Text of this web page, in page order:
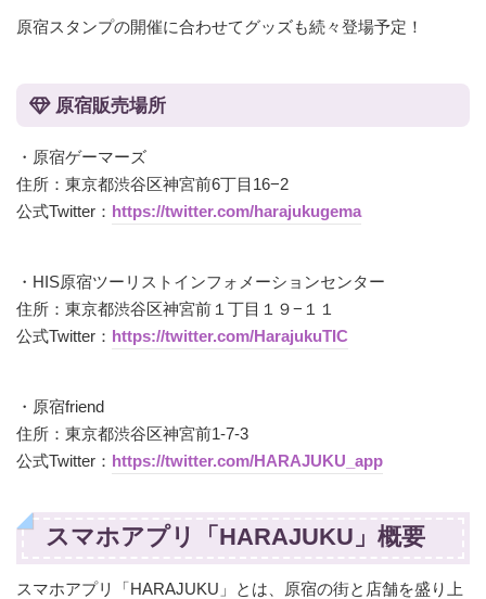
原宿スタンプの開催に合わせてグッズも続々登場予定！
原宿販売場所
・原宿ゲーマーズ
住所：東京都渋谷区神宮前6丁目16−2
公式Twitter： https://twitter.com/harajukugema
・HIS原宿ツーリストインフォメーションセンター
住所：東京都渋谷区神宮前１丁目１９−１１
公式Twitter： https://twitter.com/HarajukuTIC
・原宿friend
住所：東京都渋谷区神宮前1-7-3
公式Twitter： https://twitter.com/HARAJUKU_app
スマホアプリ「HARAJUKU」概要
スマホアプリ「HARAJUKU」とは、原宿の街と店舗を盛り上